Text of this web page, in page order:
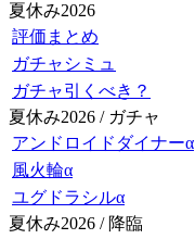
夏休み2026
評価まとめ
ガチャシミュ
ガチャ引くべき？
夏休み2026 / ガチャ
アンドロイドダイナーα
風火輪α
ユグドラシルα
夏休み2026 / 降臨